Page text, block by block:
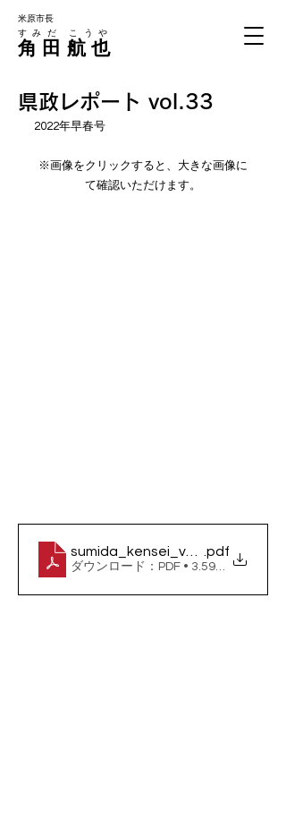
米原市長
すみだ こうや
角田 航也
県政レポート vol.33
2022年早春号
※画像をクリックすると、大きな画像に
て確認いただけます。
sumida_kensei_vol33_1
.pdf
ダウンロード：PDF • 3.59MB